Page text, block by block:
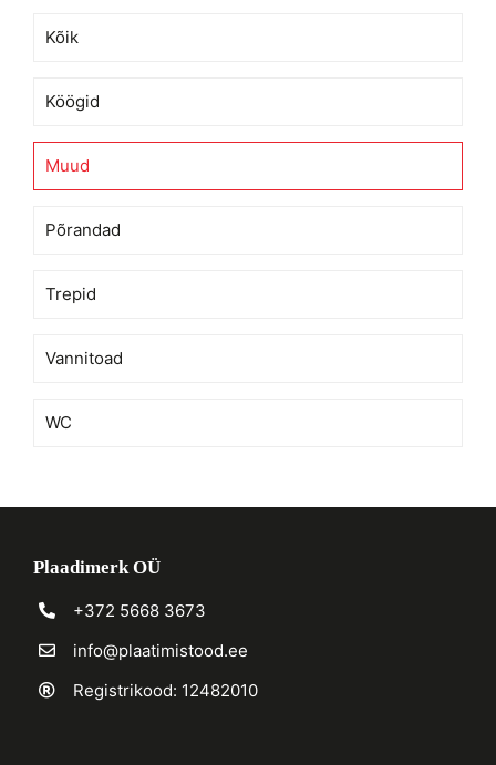
Kõik
Köögid
Muud
Põrandad
Trepid
Vannitoad
WC
Plaadimerk OÜ
+372 5668 3673
info@plaatimistood.ee
Registrikood: 12482010